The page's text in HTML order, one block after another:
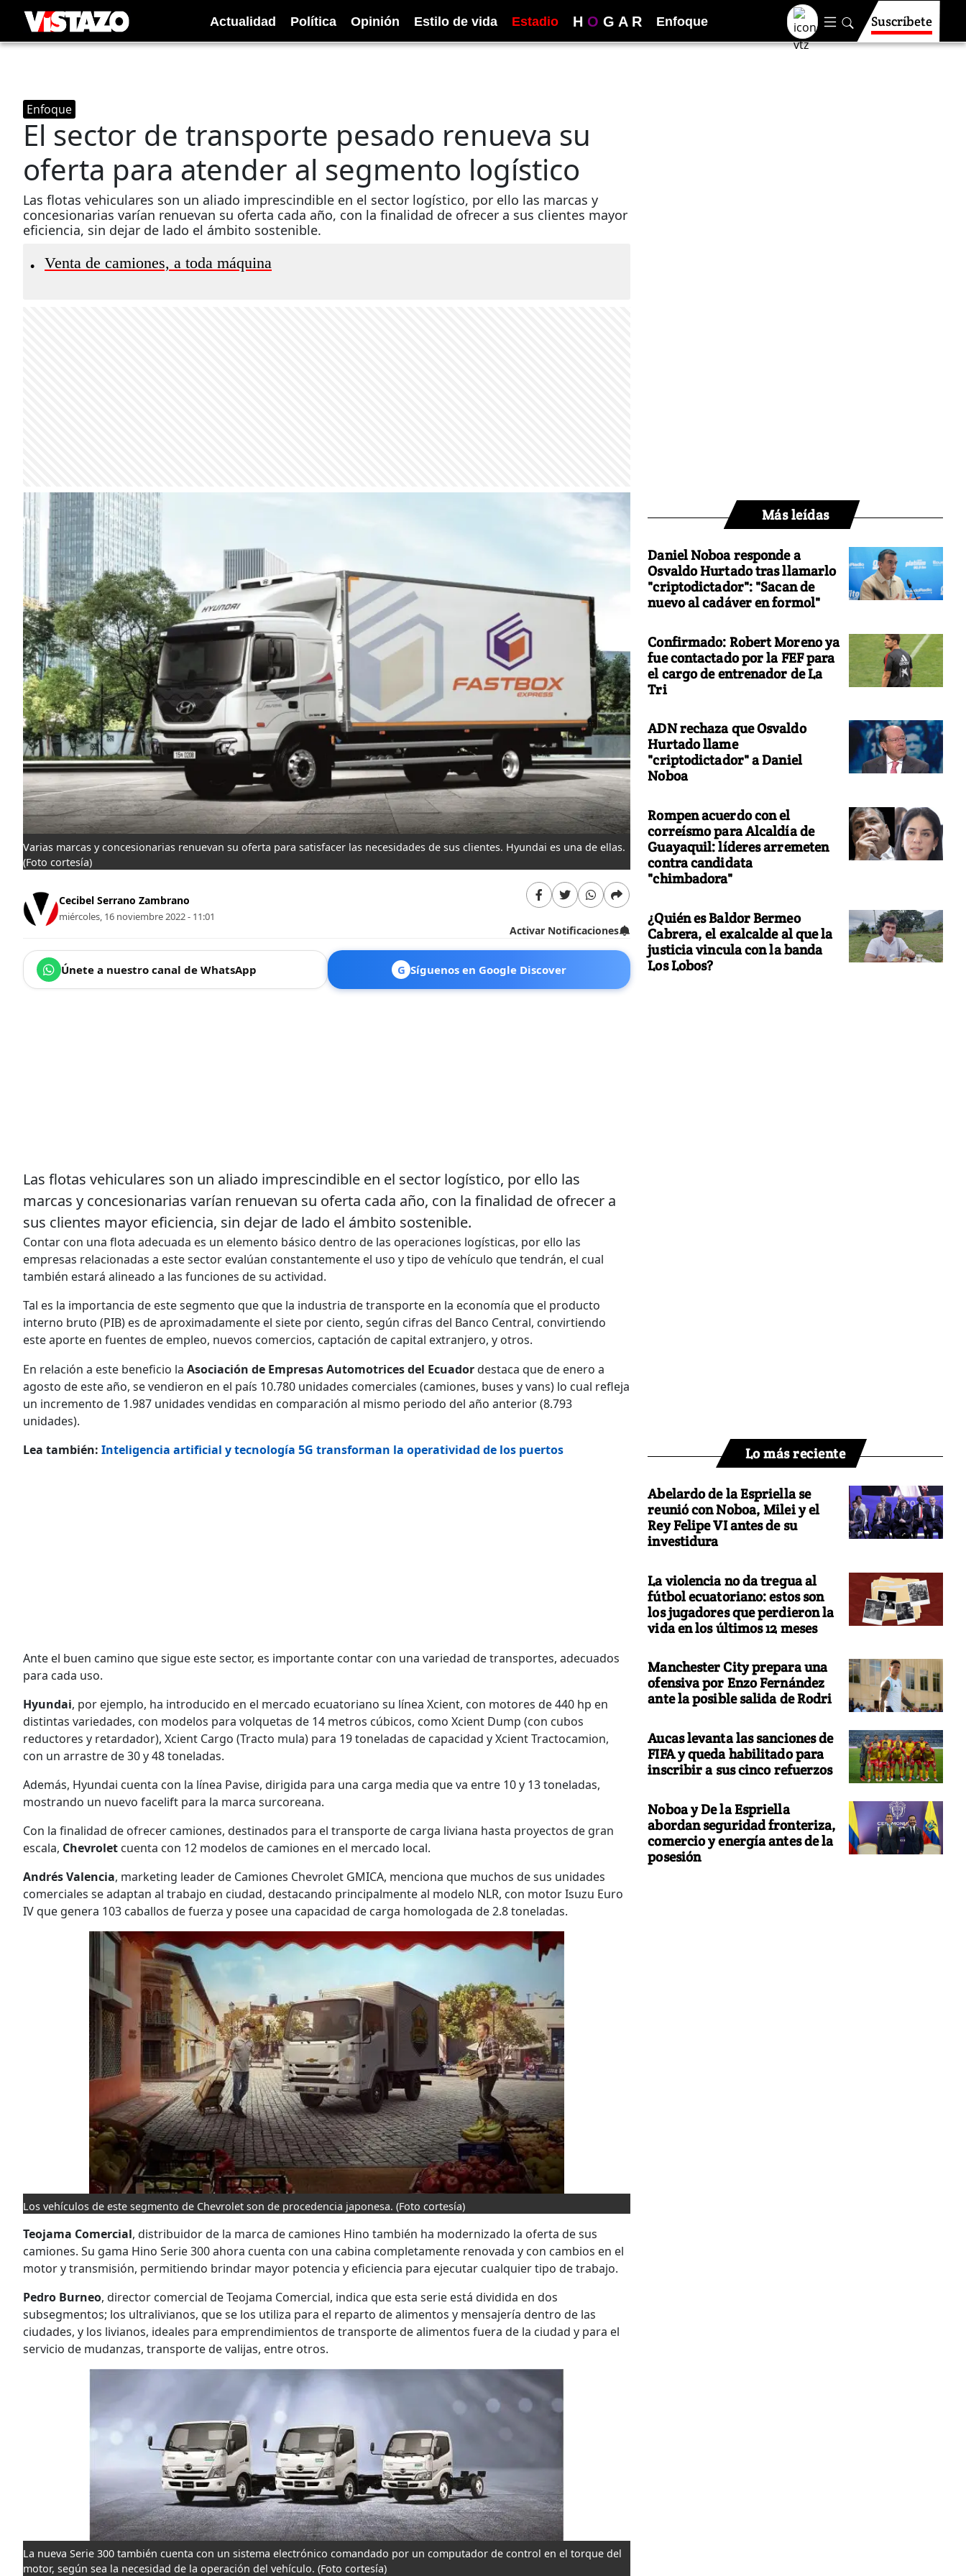
Actualidad Política Opinión Estilo de vida Estadio H O G A R Enfoque Suscríbete
Enfoque
El sector de transporte pesado renueva su
oferta para atender al segmento logístico
Las flotas vehiculares son un aliado imprescindible en el sector logístico, por ello las marcas y
concesionarias varían renuevan su oferta cada año, con la finalidad de ofrecer a sus clientes mayor
eficiencia, sin dejar de lado el ámbito sostenible.
• Venta de camiones, a toda máquina
Varias marcas y concesionarias renuevan su oferta para satisfacer las necesidades de sus clientes. Hyundai es una de ellas.
(Foto cortesía)
Cecibel Serrano Zambrano
miércoles, 16 noviembre 2022 - 11:01
Activar Notificaciones
Únete a nuestro canal de WhatsApp G Síguenos en Google Discover
Las flotas vehiculares son un aliado imprescindible en el sector logístico, por ello las
marcas y concesionarias varían renuevan su oferta cada año, con la finalidad de ofrecer a
sus clientes mayor eficiencia, sin dejar de lado el ámbito sostenible.
Contar con una flota adecuada es un elemento básico dentro de las operaciones logísticas, por ello las
empresas relacionadas a este sector evalúan constantemente el uso y tipo de vehículo que tendrán, el cual
también estará alineado a las funciones de su actividad.
Tal es la importancia de este segmento que que la industria de transporte en la economía que el producto
interno bruto (PIB) es de aproximadamente el siete por ciento, según cifras del Banco Central, convirtiendo
este aporte en fuentes de empleo, nuevos comercios, captación de capital extranjero, y otros.
En relación a este beneficio la Asociación de Empresas Automotrices del Ecuadordestaca que de enero a
agosto de este año, se vendieron en el país 10.780 unidades comerciales (camiones, buses y vans) lo cual refleja
un incremento de 1.987 unidades vendidas en comparación al mismo periodo del año anterior (8.793
unidades).
Lea también: Inteligencia artificial y tecnología 5G transforman la operatividad de los puertos
Ante el buen camino que sigue este sector, es importante contar con una variedad de transportes, adecuados
para cada uso.
Hyundai, por ejemplo, ha introducido en el mercado ecuatoriano su línea Xcient, con motores de 440 hp en
distintas variedades, con modelos para volquetas de 14 metros cúbicos, como Xcient Dump (con cubos
reductores y retardador), Xcient Cargo (Tracto mula) para 19 toneladas de capacidad y Xcient Tractocamion,
con un arrastre de 30 y 48 toneladas.
Además, Hyundai cuenta con la línea Pavise, dirigida para una carga media que va entre 10 y 13 toneladas,
mostrando un nuevo facelift para la marca surcoreana.
Con la finalidad de ofrecer camiones, destinados para el transporte de carga liviana hasta proyectos de gran
escala, Chevrolet cuenta con 12 modelos de camiones en el mercado local.
Andrés Valencia, marketing leader de Camiones Chevrolet GMICA, menciona que muchos de sus unidades
comerciales se adaptan al trabajo en ciudad, destacando principalmente al modelo NLR, con motor Isuzu Euro
IV que genera 103 caballos de fuerza y posee una capacidad de carga homologada de 2.8 toneladas.
Los vehículos de este segmento de Chevrolet son de procedencia japonesa. (Foto cortesía)
Teojama Comercial, distribuidor de la marca de camiones Hino también ha modernizado la oferta de sus
camiones. Su gama Hino Serie 300 ahora cuenta con una cabina completamente renovada y con cambios en el
motor y transmisión, permitiendo brindar mayor potencia y eficiencia para ejecutar cualquier tipo de trabajo.
Pedro Burneo, director comercial de Teojama Comercial, indica que esta serie está dividida en dos
subsegmentos; los ultralivianos, que se los utiliza para el reparto de alimentos y mensajería dentro de las
ciudades, y los livianos, ideales para emprendimientos de transporte de alimentos fuera de la ciudad y para el
servicio de mudanzas, transporte de valijas, entre otros.
La nueva Serie 300 también cuenta con un sistema electrónico comandado por un computador de control en el torque del
motor, según sea la necesidad de la operación del vehículo. (Foto cortesía)
Más leídas
Daniel Noboa responde a
Osvaldo Hurtado tras llamarlo
"criptodictador": "Sacan de
nuevo al cadáver en formol"
Confirmado: Robert Moreno ya
fue contactado por la FEF para
el cargo de entrenador de La
Tri
ADN rechaza que Osvaldo
Hurtado llame
"criptodictador" a Daniel
Noboa
Rompen acuerdo con el
correísmo para Alcaldía de
Guayaquil: líderes arremeten
contra candidata
"chimbadora"
¿Quién es Baldor Bermeo
Cabrera, el exalcalde al que la
justicia vincula con la banda
Los Lobos?
Lo más reciente
Abelardo de la Espriella se
reunió con Noboa, Milei y el
Rey Felipe VI antes de su
investidura
La violencia no da tregua al
fútbol ecuatoriano: estos son
los jugadores que perdieron la
vida en los últimos 12 meses
Manchester City prepara una
ofensiva por Enzo Fernández
ante la posible salida de Rodri
Aucas levanta las sanciones de
FIFA y queda habilitado para
inscribir a sus cinco refuerzos
Noboa y De la Espriella
abordan seguridad fronteriza,
comercio y energía antes de la
posesión